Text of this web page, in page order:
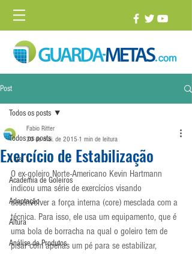
Post
Todos os posts
1 vs. 1
Academia de Goleiros
Adaptação
Altura
Análise de Produtos
Todos os posts
Exercício de Estabilização
Fabio Ritter
20 de mai. de 2015 1 min de leitura
O ex-goleiro Norte-Americano Kevin Hartmann
indicou uma série de exercícios visando
desenvolver a força interna (core) mesclada com a
técnica. Para isso, ele usa um equipamento, que é
uma bola de borracha na qual o goleiro tem de
pisar com apenas um pé para se estabilizar,